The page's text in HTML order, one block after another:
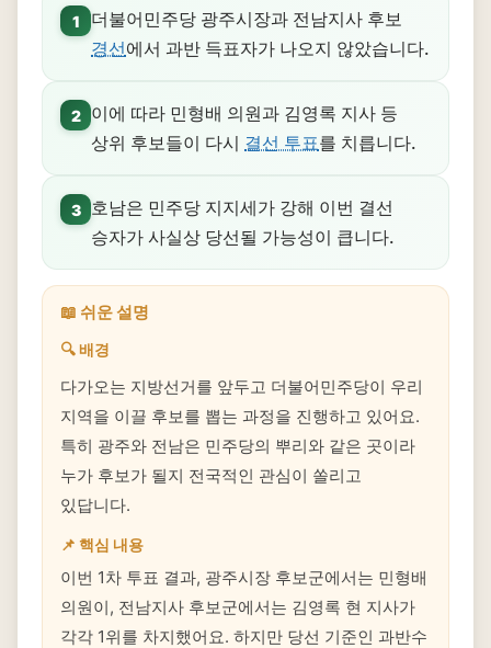
1
더불어민주당 광주시장과 전남지사 후보
경선에서 과반 득표자가 나오지 않았습니다.
2
이에 따라 민형배 의원과 김영록 지사 등
상위 후보들이 다시 결선 투표를 치릅니다.
3
호남은 민주당 지지세가 강해 이번 결선
승자가 사실상 당선될 가능성이 큽니다.
📖 쉬운 설명
🔍 배경
다가오는 지방선거를 앞두고 더불어민주당이 우리
지역을 이끌 후보를 뽑는 과정을 진행하고 있어요.
특히 광주와 전남은 민주당의 뿌리와 같은 곳이라
누가 후보가 될지 전국적인 관심이 쏠리고
있답니다.
📌 핵심 내용
이번 1차 투표 결과, 광주시장 후보군에서는 민형배
의원이, 전남지사 후보군에서는 김영록 현 지사가
각각 1위를 차지했어요. 하지만 당선 기준인 과반수